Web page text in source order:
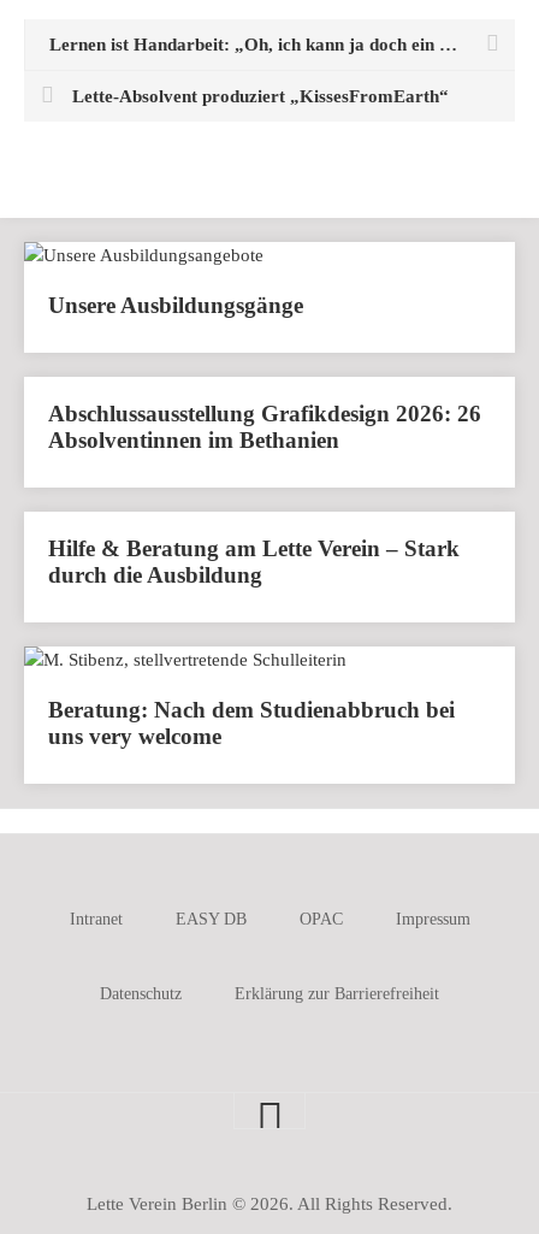
Lernen ist Handarbeit: „Oh, ich kann ja doch ein Pferd.“
Lette-Absolvent produziert „KissesFromEarth“
Unsere Ausbildungsgänge
Abschlussausstellung Grafikdesign 2026: 26
Absolventinnen im Bethanien
Hilfe & Beratung am Lette Verein – Stark
durch die Ausbildung
Beratung: Nach dem Studienabbruch bei
uns very welcome
Intranet EASY DB OPAC Impressum
Datenschutz Erklärung zur Barrierefreiheit
Lette Verein Berlin © 2026. All Rights Reserved.